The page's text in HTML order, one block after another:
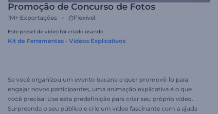
Promoção de Concurso de Fotos
1M+ Exportações Flexível
Este preset de vídeo foi criado usando
Kit de Ferramentas - Vídeos Explicativos
Se você organizou um evento bacana e quer promovê-lo para
engajar novos participantes, uma animação explicativa é o que
você precisa! Use esta predefinição para criar seu próprio vídeo.
Surpreenda o seu público e crie um vídeo fascinante com a ajuda